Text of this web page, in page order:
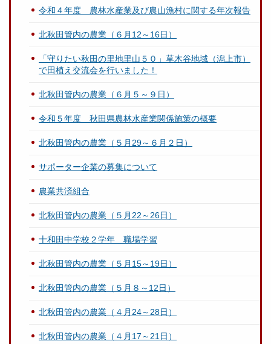
令和４年度 農林水産業及び農山漁村に関する年次報告
北秋田管内の農業（６月12～16日）
「守りたい秋田の里地里山５０」草木谷地域（潟上市）
で田植え交流会を行いました！
北秋田管内の農業（６月５～９日）
令和５年度 秋田県農林水産業関係施策の概要
北秋田管内の農業（５月29～６月２日）
サポーター企業の募集について
農業共済組合
北秋田管内の農業（５月22～26日）
十和田中学校２学年 職場学習
北秋田管内の農業（５月15～19日）
北秋田管内の農業（５月８～12日）
北秋田管内の農業（４月24～28日）
北秋田管内の農業（４月17～21日）